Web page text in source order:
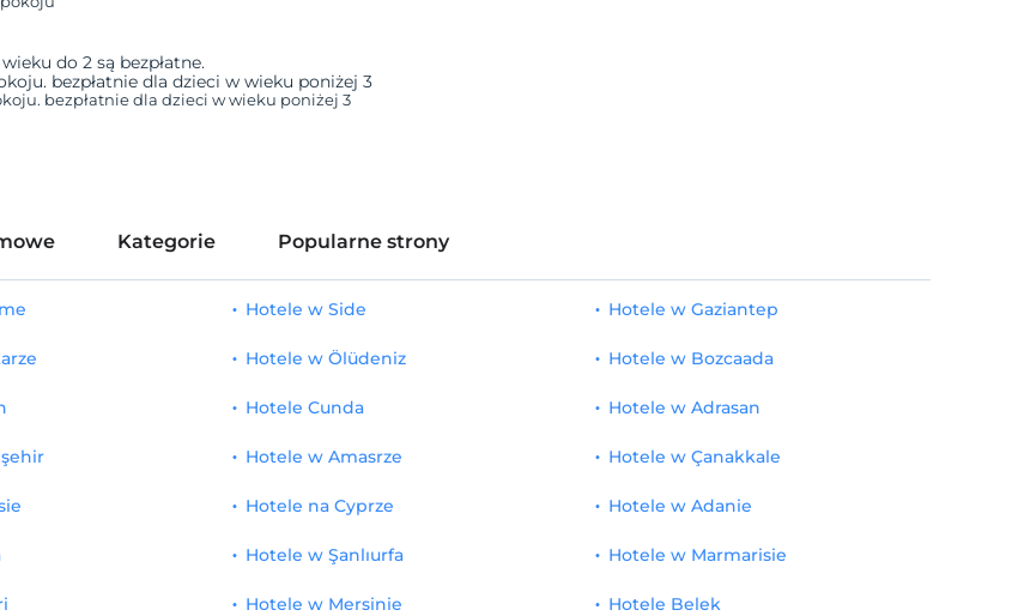
do 2 są bezpłatne.
bezpłatnie dla dzieci w wieku poniżej 3
bezpłatnie dla dzieci w wieku poniżej 3
Kategorie Popularne strony
Hotele w Side
Hotele w Ölüdeniz
Hotele Cunda
Hotele w Amasrze
Hotele na Cyprze
Hotele w Gaziantep
Hotele w Bozcaada
Hotele w Adrasan
Hotele w Çanakkale
Hotele w Adanie
Hotele w Şanlıurfa
Hotele w Mersinie
Hotele w Marmarisie
Hotele Belek